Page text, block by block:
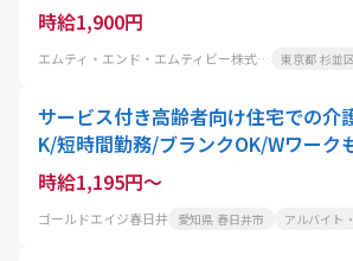
時給1,900円
エムティ・エンド・エムティビー株式会社 東京都 杉並
サービス付き高齢者向け住宅での介
K/短時間勤務/ブランクOK/Wワーク
時給1,195円～
ゴールドエイジ春日井 愛知県 春日井市 アルバイト